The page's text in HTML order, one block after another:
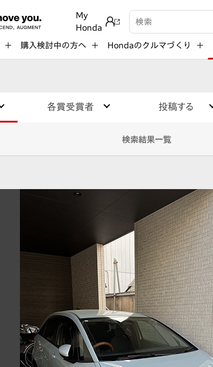
My
Honda
検索キーワード入力
購入検討中の方へ Hondaのクルマづくり
各賞受賞者 投稿する
検索結果一覧